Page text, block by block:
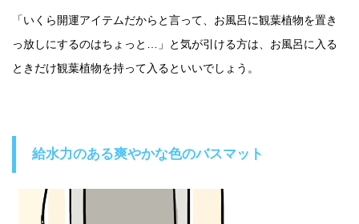
「いくら開運アイテムだからと言って、お風呂に観葉植物を置き
っ放しにするのはちょっと…」と気が引ける方は、お風呂に入る
ときだけ観葉植物を持って入るといいでしょう。
給水力のある爽やかな色のバスマット